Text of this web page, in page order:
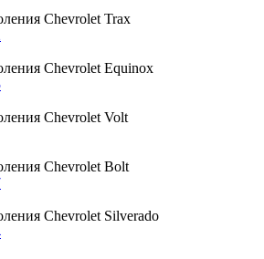
Chevrolet Trax
Chevrolet Equinox
Chevrolet Volt
Chevrolet Bolt
Chevrolet Silverado